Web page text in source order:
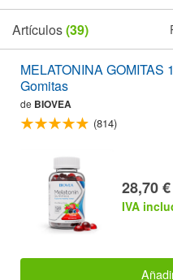
Artículos(39)
MELATONINA GOMITAS
Gomitas
de BIOVEA
(814)
28,70 €
IVA